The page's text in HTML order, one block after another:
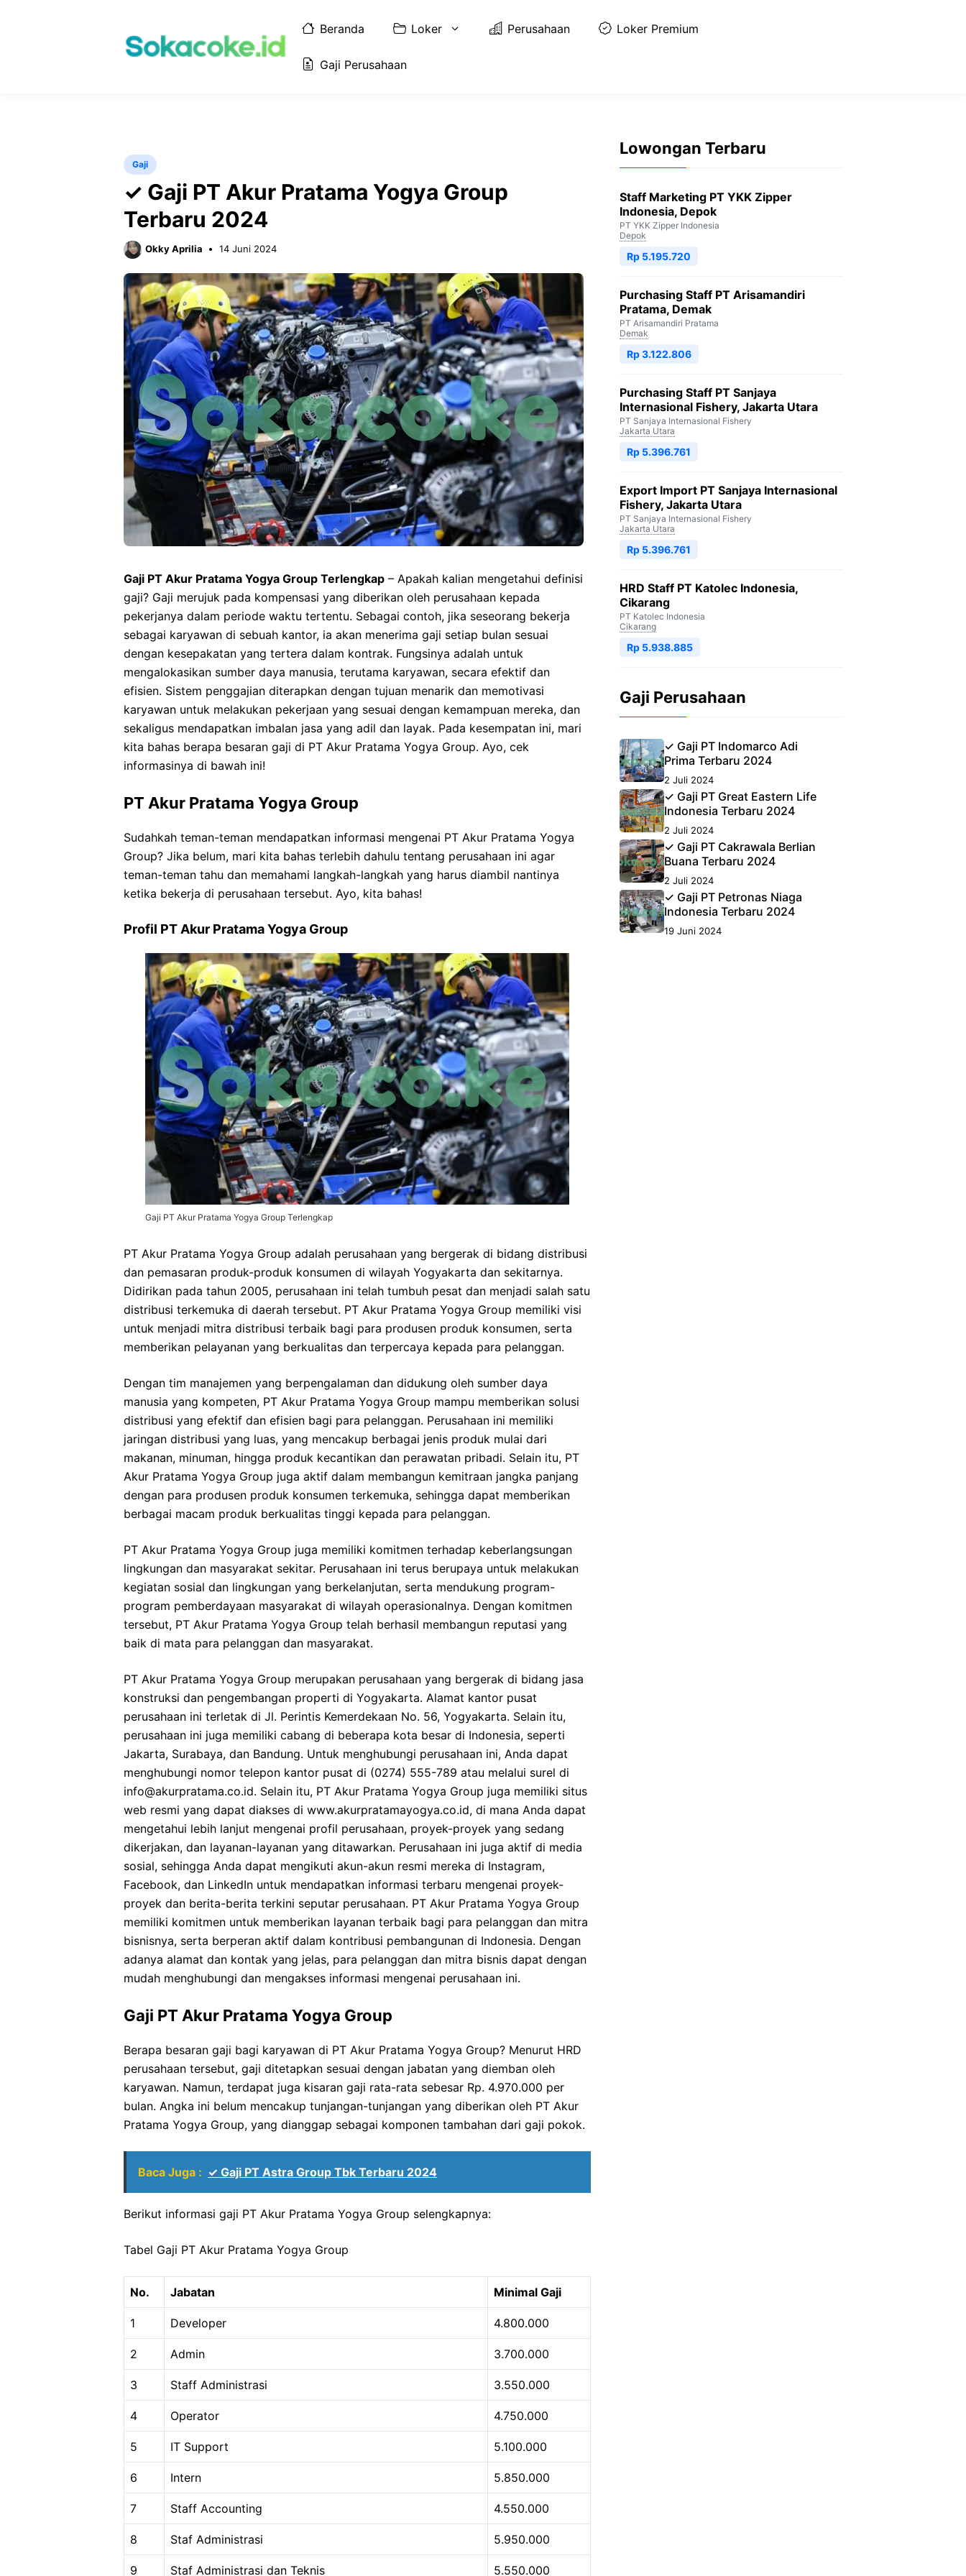
Beranda Loker Perusahaan Loker Premium
Gaji Perusahaan
Gaji
✓ Gaji PT Akur Pratama Yogya Group
Terbaru 2024
Okky Aprilia 14 Juni 2024
Gaji PT Akur Pratama Yogya Group Terlengkap – Apakah kalian mengetahui definisi
gaji? Gaji merujuk pada kompensasi yang diberikan oleh perusahaan kepada
pekerjanya dalam periode waktu tertentu. Sebagai contoh, jika seseorang bekerja
sebagai karyawan di sebuah kantor, ia akan menerima gaji setiap bulan sesuai
dengan kesepakatan yang tertera dalam kontrak. Fungsinya adalah untuk
mengalokasikan sumber daya manusia, terutama karyawan, secara efektif dan
efisien. Sistem penggajian diterapkan dengan tujuan menarik dan memotivasi
karyawan untuk melakukan pekerjaan yang sesuai dengan kemampuan mereka, dan
sekaligus mendapatkan imbalan jasa yang adil dan layak. Pada kesempatan ini, mari
kita bahas berapa besaran gaji di PT Akur Pratama Yogya Group. Ayo, cek
informasinya di bawah ini!
PT Akur Pratama Yogya Group
Sudahkah teman-teman mendapatkan informasi mengenai PT Akur Pratama Yogya
Group? Jika belum, mari kita bahas terlebih dahulu tentang perusahaan ini agar
teman-teman tahu dan memahami langkah-langkah yang harus diambil nantinya
ketika bekerja di perusahaan tersebut. Ayo, kita bahas!
Profil PT Akur Pratama Yogya Group
Gaji PT Akur Pratama Yogya Group Terlengkap
PT Akur Pratama Yogya Group adalah perusahaan yang bergerak di bidang distribusi
dan pemasaran produk-produk konsumen di wilayah Yogyakarta dan sekitarnya.
Didirikan pada tahun 2005, perusahaan ini telah tumbuh pesat dan menjadi salah satu
distribusi terkemuka di daerah tersebut. PT Akur Pratama Yogya Group memiliki visi
untuk menjadi mitra distribusi terbaik bagi para produsen produk konsumen, serta
memberikan pelayanan yang berkualitas dan terpercaya kepada para pelanggan.
Dengan tim manajemen yang berpengalaman dan didukung oleh sumber daya
manusia yang kompeten, PT Akur Pratama Yogya Group mampu memberikan solusi
distribusi yang efektif dan efisien bagi para pelanggan. Perusahaan ini memiliki
jaringan distribusi yang luas, yang mencakup berbagai jenis produk mulai dari
makanan, minuman, hingga produk kecantikan dan perawatan pribadi. Selain itu, PT
Akur Pratama Yogya Group juga aktif dalam membangun kemitraan jangka panjang
dengan para produsen produk konsumen terkemuka, sehingga dapat memberikan
berbagai macam produk berkualitas tinggi kepada para pelanggan.
PT Akur Pratama Yogya Group juga memiliki komitmen terhadap keberlangsungan
lingkungan dan masyarakat sekitar. Perusahaan ini terus berupaya untuk melakukan
kegiatan sosial dan lingkungan yang berkelanjutan, serta mendukung program-
program pemberdayaan masyarakat di wilayah operasionalnya. Dengan komitmen
tersebut, PT Akur Pratama Yogya Group telah berhasil membangun reputasi yang
baik di mata para pelanggan dan masyarakat.
PT Akur Pratama Yogya Group merupakan perusahaan yang bergerak di bidang jasa
konstruksi dan pengembangan properti di Yogyakarta. Alamat kantor pusat
perusahaan ini terletak di Jl. Perintis Kemerdekaan No. 56, Yogyakarta. Selain itu,
perusahaan ini juga memiliki cabang di beberapa kota besar di Indonesia, seperti
Jakarta, Surabaya, dan Bandung. Untuk menghubungi perusahaan ini, Anda dapat
menghubungi nomor telepon kantor pusat di (0274) 555-789 atau melalui surel di
info@akurpratama.co.id. Selain itu, PT Akur Pratama Yogya Group juga memiliki situs
web resmi yang dapat diakses di www.akurpratamayogya.co.id, di mana Anda dapat
mengetahui lebih lanjut mengenai profil perusahaan, proyek-proyek yang sedang
dikerjakan, dan layanan-layanan yang ditawarkan. Perusahaan ini juga aktif di media
sosial, sehingga Anda dapat mengikuti akun-akun resmi mereka di Instagram,
Facebook, dan LinkedIn untuk mendapatkan informasi terbaru mengenai proyek-
proyek dan berita-berita terkini seputar perusahaan. PT Akur Pratama Yogya Group
memiliki komitmen untuk memberikan layanan terbaik bagi para pelanggan dan mitra
bisnisnya, serta berperan aktif dalam kontribusi pembangunan di Indonesia. Dengan
adanya alamat dan kontak yang jelas, para pelanggan dan mitra bisnis dapat dengan
mudah menghubungi dan mengakses informasi mengenai perusahaan ini.
Gaji PT Akur Pratama Yogya Group
Berapa besaran gaji bagi karyawan di PT Akur Pratama Yogya Group? Menurut HRD
perusahaan tersebut, gaji ditetapkan sesuai dengan jabatan yang diemban oleh
karyawan. Namun, terdapat juga kisaran gaji rata-rata sebesar Rp. 4.970.000 per
bulan. Angka ini belum mencakup tunjangan-tunjangan yang diberikan oleh PT Akur
Pratama Yogya Group, yang dianggap sebagai komponen tambahan dari gaji pokok.
Baca Juga : ✓ Gaji PT Astra Group Tbk Terbaru 2024
Berikut informasi gaji PT Akur Pratama Yogya Group selengkapnya:
Tabel Gaji PT Akur Pratama Yogya Group
No. Jabatan Minimal Gaji
1 Developer 4.800.000
2 Admin 3.700.000
3 Staff Administrasi 3.550.000
4 Operator 4.750.000
5 IT Support 5.100.000
6 Intern 5.850.000
7 Staff Accounting 4.550.000
8 Staf Administrasi 5.950.000
9 Staf Administrasi dan Teknis 5.550.000
Lowongan Terbaru
Staff Marketing PT YKK Zipper
Indonesia, Depok
PT YKK Zipper Indonesia
Depok
Rp 5.195.720
Purchasing Staff PT Arisamandiri
Pratama, Demak
PT Arisamandiri Pratama
Demak
Rp 3.122.806
Purchasing Staff PT Sanjaya
Internasional Fishery, Jakarta Utara
PT Sanjaya Internasional Fishery
Jakarta Utara
Rp 5.396.761
Export Import PT Sanjaya Internasional
Fishery, Jakarta Utara
PT Sanjaya Internasional Fishery
Jakarta Utara
Rp 5.396.761
HRD Staff PT Katolec Indonesia,
Cikarang
PT Katolec Indonesia
Cikarang
Rp 5.938.885
Gaji Perusahaan
✓ Gaji PT Indomarco Adi
Prima Terbaru 2024
2 Juli 2024
✓ Gaji PT Great Eastern Life
Indonesia Terbaru 2024
2 Juli 2024
✓ Gaji PT Cakrawala Berlian
Buana Terbaru 2024
2 Juli 2024
✓ Gaji PT Petronas Niaga
Indonesia Terbaru 2024
19 Juni 2024